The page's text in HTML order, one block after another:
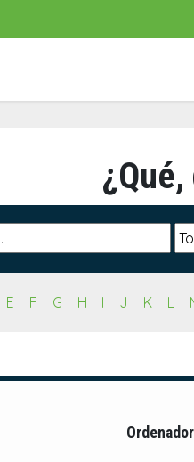
E F G H I J K L
Ordenador